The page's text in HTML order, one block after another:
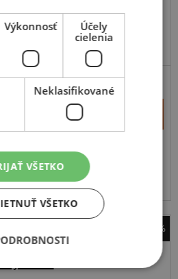
+
–
budúci prac. deň
v Bratislave do 2 dní.
sklad 8 ks.
-49%
Michelin
Výkonnosť
Účely
cielenia
Neklasifikované
VŠETKO
VŠETKO